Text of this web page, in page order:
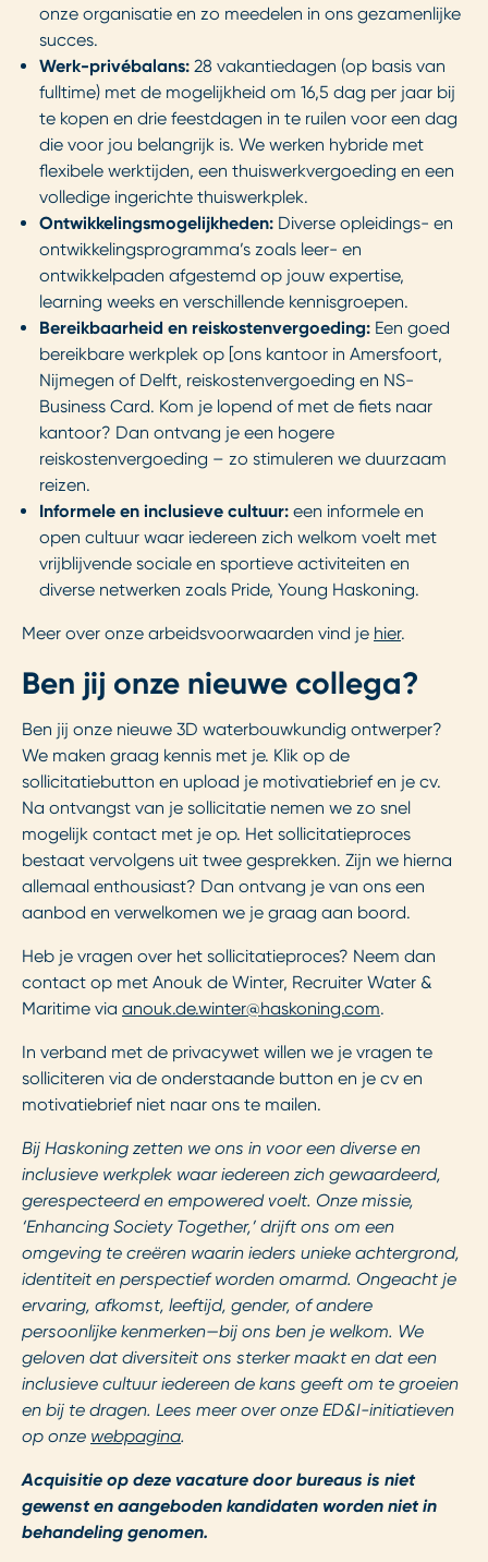
onze organisatie en zo meedelen in ons gezamenlijke
succes.
Werk-privébalans: 28 vakantiedagen (op basis van
fulltime) met de mogelijkheid om 16,5 dag per jaar bij
te kopen en drie feestdagen in te ruilen voor een dag
die voor jou belangrijk is. We werken hybride met
flexibele werktijden, een thuiswerkvergoeding en een
volledige ingerichte thuiswerkplek.
Ontwikkelingsmogelijkheden: Diverse opleidings- en
ontwikkelingsprogramma’s zoals leer- en
ontwikkelpaden afgestemd op jouw expertise,
learning weeks en verschillende kennisgroepen.
Bereikbaarheid en reiskostenvergoeding: Een goed
bereikbare werkplek op [ons kantoor in Amersfoort,
Nijmegen of Delft, reiskostenvergoeding en NS-
Business Card. Kom je lopend of met de fiets naar
kantoor? Dan ontvang je een hogere
reiskostenvergoeding – zo stimuleren we duurzaam
reizen.
Informele en inclusieve cultuur: een informele en
open cultuur waar iedereen zich welkom voelt met
vrijblijvende sociale en sportieve activiteiten en
diverse netwerken zoals Pride, Young Haskoning.
Meer over onze arbeidsvoorwaarden vind je hier.
Ben jij onze nieuwe collega?
Ben jij onze nieuwe 3D waterbouwkundig ontwerper?
We maken graag kennis met je. Klik op de
sollicitatiebutton en upload je motivatiebrief en je cv.
Na ontvangst van je sollicitatie nemen we zo snel
mogelijk contact met je op. Het sollicitatieproces
bestaat vervolgens uit twee gesprekken. Zijn we hierna
allemaal enthousiast? Dan ontvang je van ons een
aanbod en verwelkomen we je graag aan boord.
Heb je vragen over het sollicitatieproces? Neem dan
contact op met Anouk de Winter, Recruiter Water &
Maritime via anouk.de.winter@haskoning.com.
In verband met de privacywet willen we je vragen te
solliciteren via de onderstaande button en je cv en
motivatiebrief niet naar ons te mailen.
Bij Haskoning zetten we ons in voor een diverse en
inclusieve werkplek waar iedereen zich gewaardeerd,
gerespecteerd en empowered voelt. Onze missie,
‘Enhancing Society Together,’ drijft ons om een
omgeving te creëren waarin ieders unieke achtergrond,
identiteit en perspectief worden omarmd. Ongeacht je
ervaring, afkomst, leeftijd, gender, of andere
persoonlijke kenmerken—bij ons ben je welkom. We
geloven dat diversiteit ons sterker maakt en dat een
inclusieve cultuur iedereen de kans geeft om te groeien
en bij te dragen. Lees meer over onze ED&I-initiatieven
op onze webpagina.
Acquisitie op deze vacature door bureaus is niet
gewenst en aangeboden kandidaten worden niet in
behandeling genomen.